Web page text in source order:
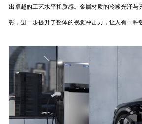
出卓越的工艺水平和质感。金属材质的冷峻光泽与
彰，进一步提升了整体的视觉冲击力，让人有一种